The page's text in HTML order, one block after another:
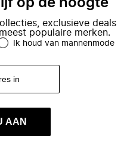
op de hoogte
exclusieve deals
populaire merken.
Ik houd van mannenmode
AAN